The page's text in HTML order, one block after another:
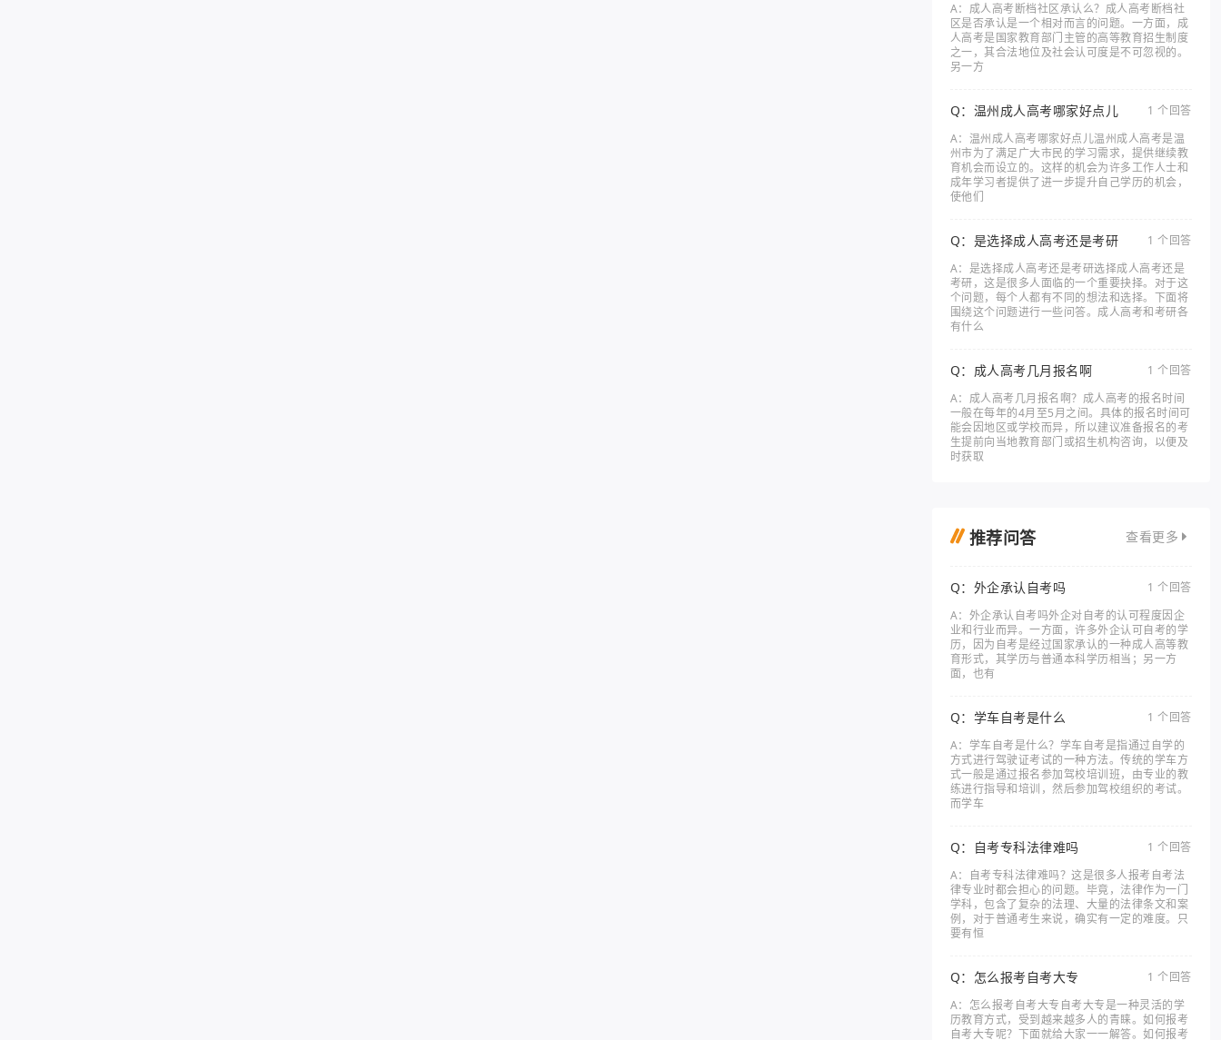
A：成人高考断档社区承认么？成人高考断档社
区是否承认是一个相对而言的问题。一方面，成
人高考是国家教育部门主管的高等教育招生制度
之一，其合法地位及社会认可度是不可忽视的。
另一方
Q：温州成人高考哪家好点儿
1 个回答
A：温州成人高考哪家好点儿温州成人高考是温
州市为了满足广大市民的学习需求，提供继续教
育机会而设立的。这样的机会为许多工作人士和
成年学习者提供了进一步提升自己学历的机会，
使他们
Q：是选择成人高考还是考研
1 个回答
A：是选择成人高考还是考研选择成人高考还是
考研，这是很多人面临的一个重要抉择。对于这
个问题，每个人都有不同的想法和选择。下面将
围绕这个问题进行一些问答。成人高考和考研各
有什么
Q：成人高考几月报名啊
1 个回答
A：成人高考几月报名啊？成人高考的报名时间
一般在每年的4月至5月之间。具体的报名时间可
能会因地区或学校而异，所以建议准备报名的考
生提前向当地教育部门或招生机构咨询，以便及
时获取
推荐问答 查看更多
Q：外企承认自考吗
1 个回答
A：外企承认自考吗外企对自考的认可程度因企
业和行业而异。一方面，许多外企认可自考的学
历，因为自考是经过国家承认的一种成人高等教
育形式，其学历与普通本科学历相当；另一方
面，也有
Q：学车自考是什么
1 个回答
A：学车自考是什么？学车自考是指通过自学的
方式进行驾驶证考试的一种方法。传统的学车方
式一般是通过报名参加驾校培训班，由专业的教
练进行指导和培训，然后参加驾校组织的考试。
而学车
Q：自考专科法律难吗
1 个回答
A：自考专科法律难吗？这是很多人报考自考法
律专业时都会担心的问题。毕竟，法律作为一门
学科，包含了复杂的法理、大量的法律条文和案
例，对于普通考生来说，确实有一定的难度。只
要有恒
Q：怎么报考自考大专
1 个回答
A：怎么报考自考大专自考大专是一种灵活的学
历教育方式，受到越来越多人的青睐。如何报考
自考大专呢？下面就给大家一一解答。如何报考